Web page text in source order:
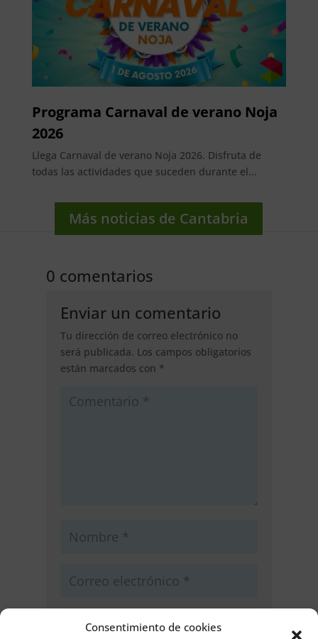
Consentimiento de cookies
Programa Carnaval de verano Noja
2026
Llega Carnaval de verano Noja 2026. Disfruta de
todas las actividades que suceden durante el...
Más noticias de Cantabria
0 comentarios
Enviar un comentario
Tu dirección de correo electrónico no
será publicada. Los campos obligatorios
están marcados con *